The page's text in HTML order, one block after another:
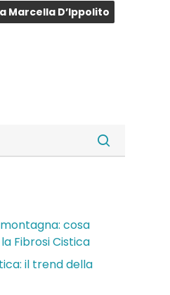
Marcella D’Ippolito
cosa
Fibrosi Cistica
il trend della